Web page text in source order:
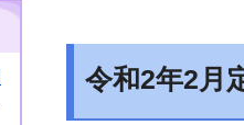
令和2年2月